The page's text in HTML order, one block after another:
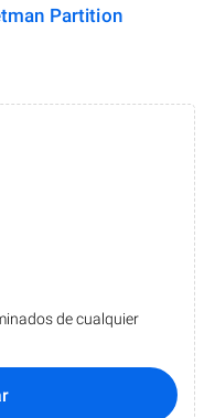
Partition
de cualquier